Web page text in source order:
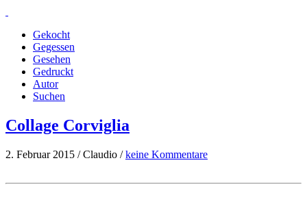
Gekocht
Gegessen
Gesehen
Gedruckt
Autor
Suchen
Collage Corviglia
2. Februar 2015 / Claudio /keine Kommentare